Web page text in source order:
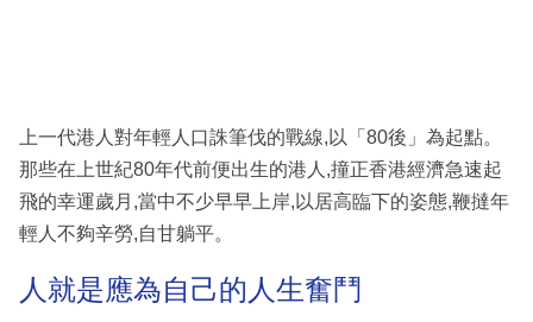
上一代港人對年輕人口誅筆伐的戰線,以「80後」為起點。
那些在上世紀80年代前便出生的港人,撞正香港經濟急速起
飛的幸運歲月,當中不少早早上岸,以居高臨下的姿態,鞭撻年
輕人不夠辛勞,自甘躺平。
人就是應為自己的人生奮鬥